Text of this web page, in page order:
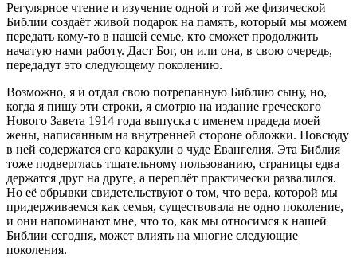
Регулярное чтение и изучение одной и той же физической
Библии создаёт живой подарок на память, который мы можем
передать кому-то в нашей семье, кто сможет продолжить
начатую нами работу. Даст Бог, он или она, в свою очередь,
передадут это следующему поколению.
Возможно, я и отдал свою потрепанную Библию сыну, но,
когда я пишу эти строки, я смотрю на издание греческого
Нового Завета 1914 года выпуска с именем прадеда моей
жены, написанным на внутренней стороне обложки. Повсюду
в ней содержатся его каракули о чуде Евангелия. Эта Библия
тоже подверглась тщательному пользованию, страницы едва
держатся друг на друге, а переплёт практически развалился.
Но её обрывки свидетельствуют о том, что вера, которой мы
придерживаемся как семья, существовала не одно поколение,
и они напоминают мне, что то, как мы относимся к нашей
Библии сегодня, может влиять на многие следующие
поколения.